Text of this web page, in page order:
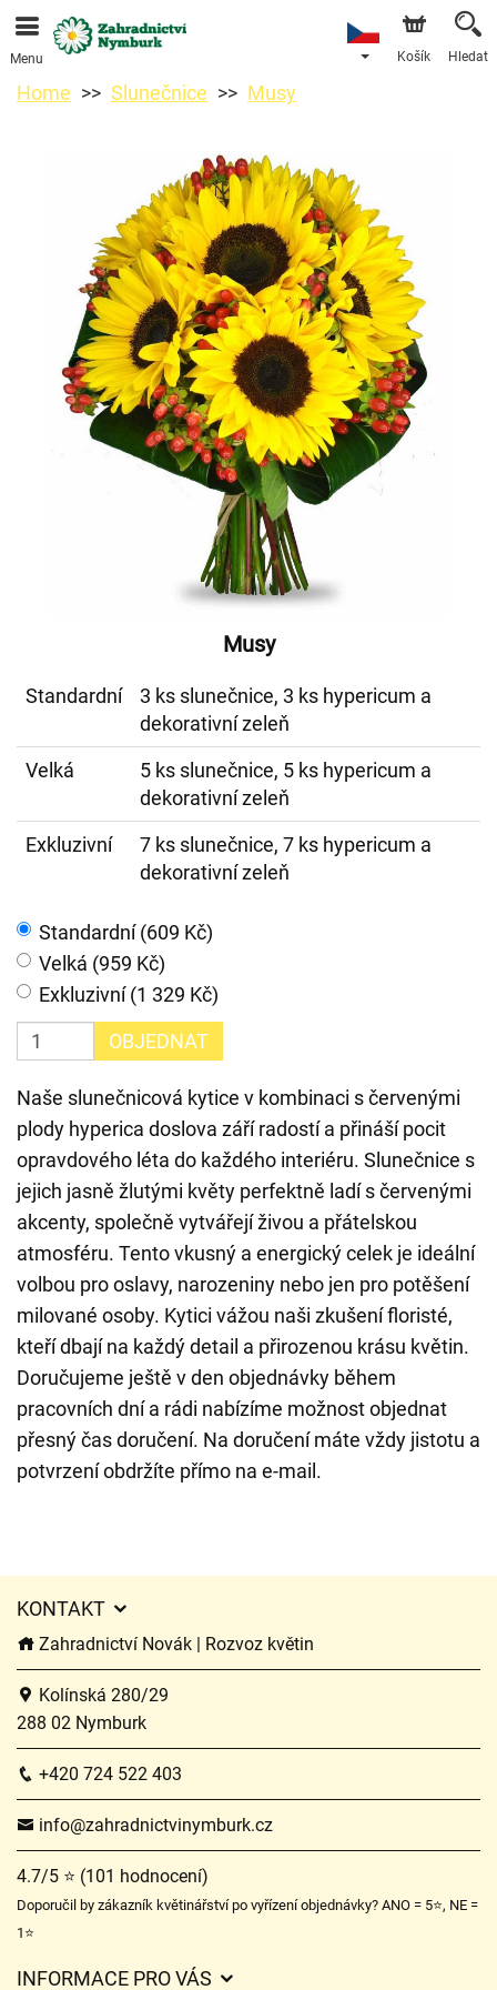
Objednávky přes e-shop přijímáme. Nejbližší možné
doručení je od 11.8.2026 z důvodu dovolené.
Menu Košík Hledat
Home Slunečnice Musy
Musy
Standardní
3 ks slunečnice, 3 ks hypericum a
dekorativní zeleň
Velká
5 ks slunečnice, 5 ks hypericum a
dekorativní zeleň
Exkluzivní
7 ks slunečnice, 7 ks hypericum a
dekorativní zeleň
Standardní (609 Kč)
Velká (959 Kč)
Exkluzivní (1 329 Kč)
OBJEDNAT
Naše slunečnicová kytice v kombinaci s červenými
plody hyperica doslova září radostí a přináší pocit
opravdového léta do každého interiéru. Slunečnice s
jejich jasně žlutými květy perfektně ladí s červenými
akcenty, společně vytvářejí živou a přátelskou
atmosféru. Tento vkusný a energický celek je ideální
volbou pro oslavy, narozeniny nebo jen pro potěšení
milované osoby. Kytici vážou naši zkušení floristé,
kteří dbají na každý detail a přirozenou krásu květin.
Doručujeme ještě v den objednávky během
pracovních dní a rádi nabízíme možnost objednat
přesný čas doručení. Na doručení máte vždy jistotu a
potvrzení obdržíte přímo na e-mail.
KONTAKT
Zahradnictví Novák | Rozvoz květin
Kolínská 280/29
288 02 Nymburk
+420 724 522 403
info@zahradnictvinymburk.cz
4.7/5 ⭐ (101 hodnocení)
Doporučil by zákazník květinářství po vyřízení objednávky? ANO = 5⭐, NE =
1⭐
INFORMACE PRO VÁS